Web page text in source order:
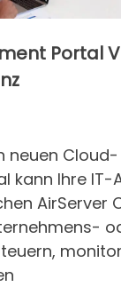
Portal
neuen Cloud-
kann Ihre IT-
AirServer